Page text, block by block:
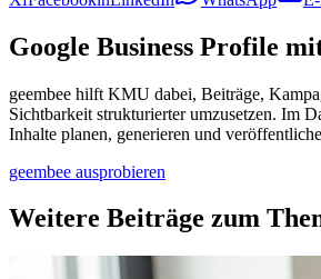
Google Business Profile
geembee hilft KMU dabei, Beiträge,
Sichtbarkeit strukturierter umzusetzen. Im
Inhalte planen, generieren und
geembee ausprobieren
Weitere Beiträge zum